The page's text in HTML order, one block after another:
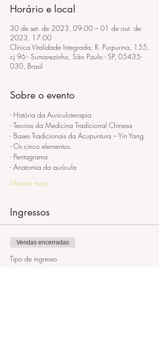
Horário e local
30 de set. de 2023, 09:00 – 01 de out. de
2023, 17:00
Clínica Vitalidade Integrada, R. Purpurina, 155,
cj 96 - Sumarezinho, São Paulo - SP, 05435-
030, Brasil
Sobre o evento
- História da Auriculoterapia
- Teorias da Medicina Tradicional Chinesa
- Bases Tradicionais da Acupuntura – Yin Yang
- Os cinco elementos
- Pentagrama
- Anatomia da aurícula
Mostrar mais
Ingressos
Vendas encerradas
Tipo de ingresso